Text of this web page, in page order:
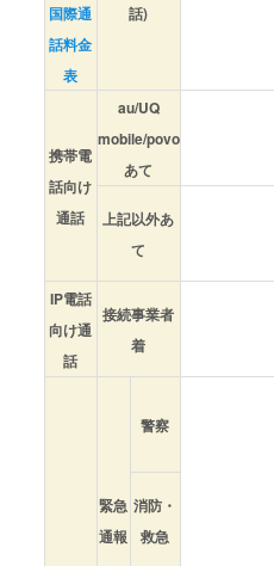
国際通
話料金
表
話)
携帯電
話向け
通話
au/UQ
mobile/povo
あて
上記以外あ
て
IP電話
向け通
話
接続事業者
着
緊急
通報
警察
消防・
救急